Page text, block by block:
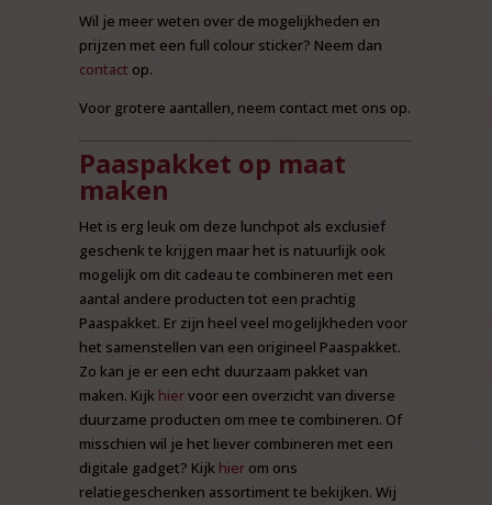
Wil je meer weten over de mogelijkheden en
prijzen met een full colour sticker? Neem dan
contact op.
Voor grotere aantallen, neem contact met ons op.
Paaspakket op maat
maken
Het is erg leuk om deze lunchpot als exclusief
geschenk te krijgen maar het is natuurlijk ook
mogelijk om dit cadeau te combineren met een
aantal andere producten tot een prachtig
Paaspakket. Er zijn heel veel mogelijkheden voor
het samenstellen van een origineel Paaspakket.
Zo kan je er een echt duurzaam pakket van
maken. Kijk hiervoor een overzicht van diverse
duurzame producten om mee te combineren. Of
misschien wil je het liever combineren met een
digitale gadget? Kijk hier om ons
relatiegeschenken assortiment te bekijken. Wij